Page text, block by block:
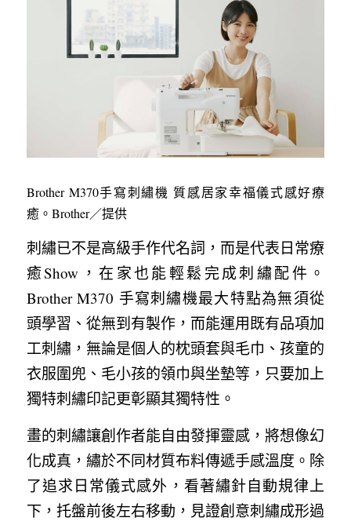
Brother M370手寫刺繡機 質感居家幸福儀式感好療
癒。Brother／提供
刺繡已不是高級手作代名詞，而是代表日常療
癒Show，在家也能輕鬆完成刺繡配件。
Brother M370 手寫刺繡機最大特點為無須從
頭學習、從無到有製作，而能運用既有品項加
工刺繡，無論是個人的枕頭套與毛巾、孩童的
衣服圍兜、毛小孩的領巾與坐墊等，只要加上
獨特刺繡印記更彰顯其獨特性。
畫的刺繡讓創作者能自由發揮靈感，將想像幻
化成真，繡於不同材質布料傳遞手感溫度。除
了追求日常儀式感外，看著繡針自動規律上
下，托盤前後左右移動，見證創意刺繡成形過